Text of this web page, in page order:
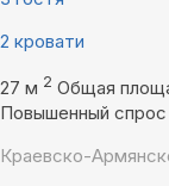
2 кровати
27 м 2 Общая
Повышенный спрос
Краевско-